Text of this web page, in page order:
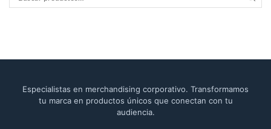
Especialistas en merchandising corporativo. Transformamos
tu marca en productos únicos que conectan con tu
audiencia.